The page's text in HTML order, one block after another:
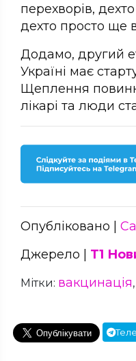
перехворів,
дехто просто ще
Додамо, другий
Україні має
Щеплення
лікарі та люди
Опубліковано |
Джерело | Т1
Мітки: вакцинація,